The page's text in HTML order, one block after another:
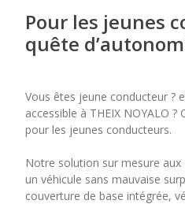
Pour les jeunes
quête
Vous êtes jeune conducteur ?
accessible à THEIX NOYALO
pour les jeunes conducteurs.
Notre solution sur mesure
un véhicule sans mauvaise
couverture de base intégrée,